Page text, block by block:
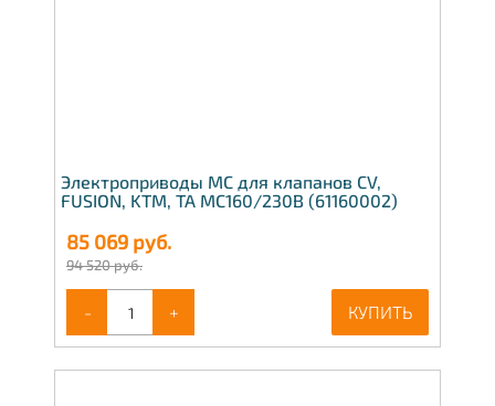
Электроприводы МС для клапанов CV,
FUSION, KTM, TA МС160/230В (61160002)
85 069 руб.
94 520 руб.
- + КУПИТЬ